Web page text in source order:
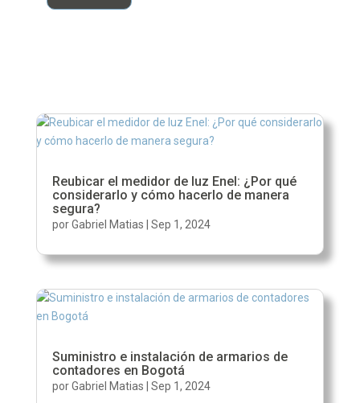
Reubicar el medidor de luz Enel: ¿Por qué
considerarlo y cómo hacerlo de manera
segura?
porGabriel Matias Sep 1, 2024
Suministro e instalación de armarios de
contadores en Bogotá
porGabriel Matias Sep 1, 2024